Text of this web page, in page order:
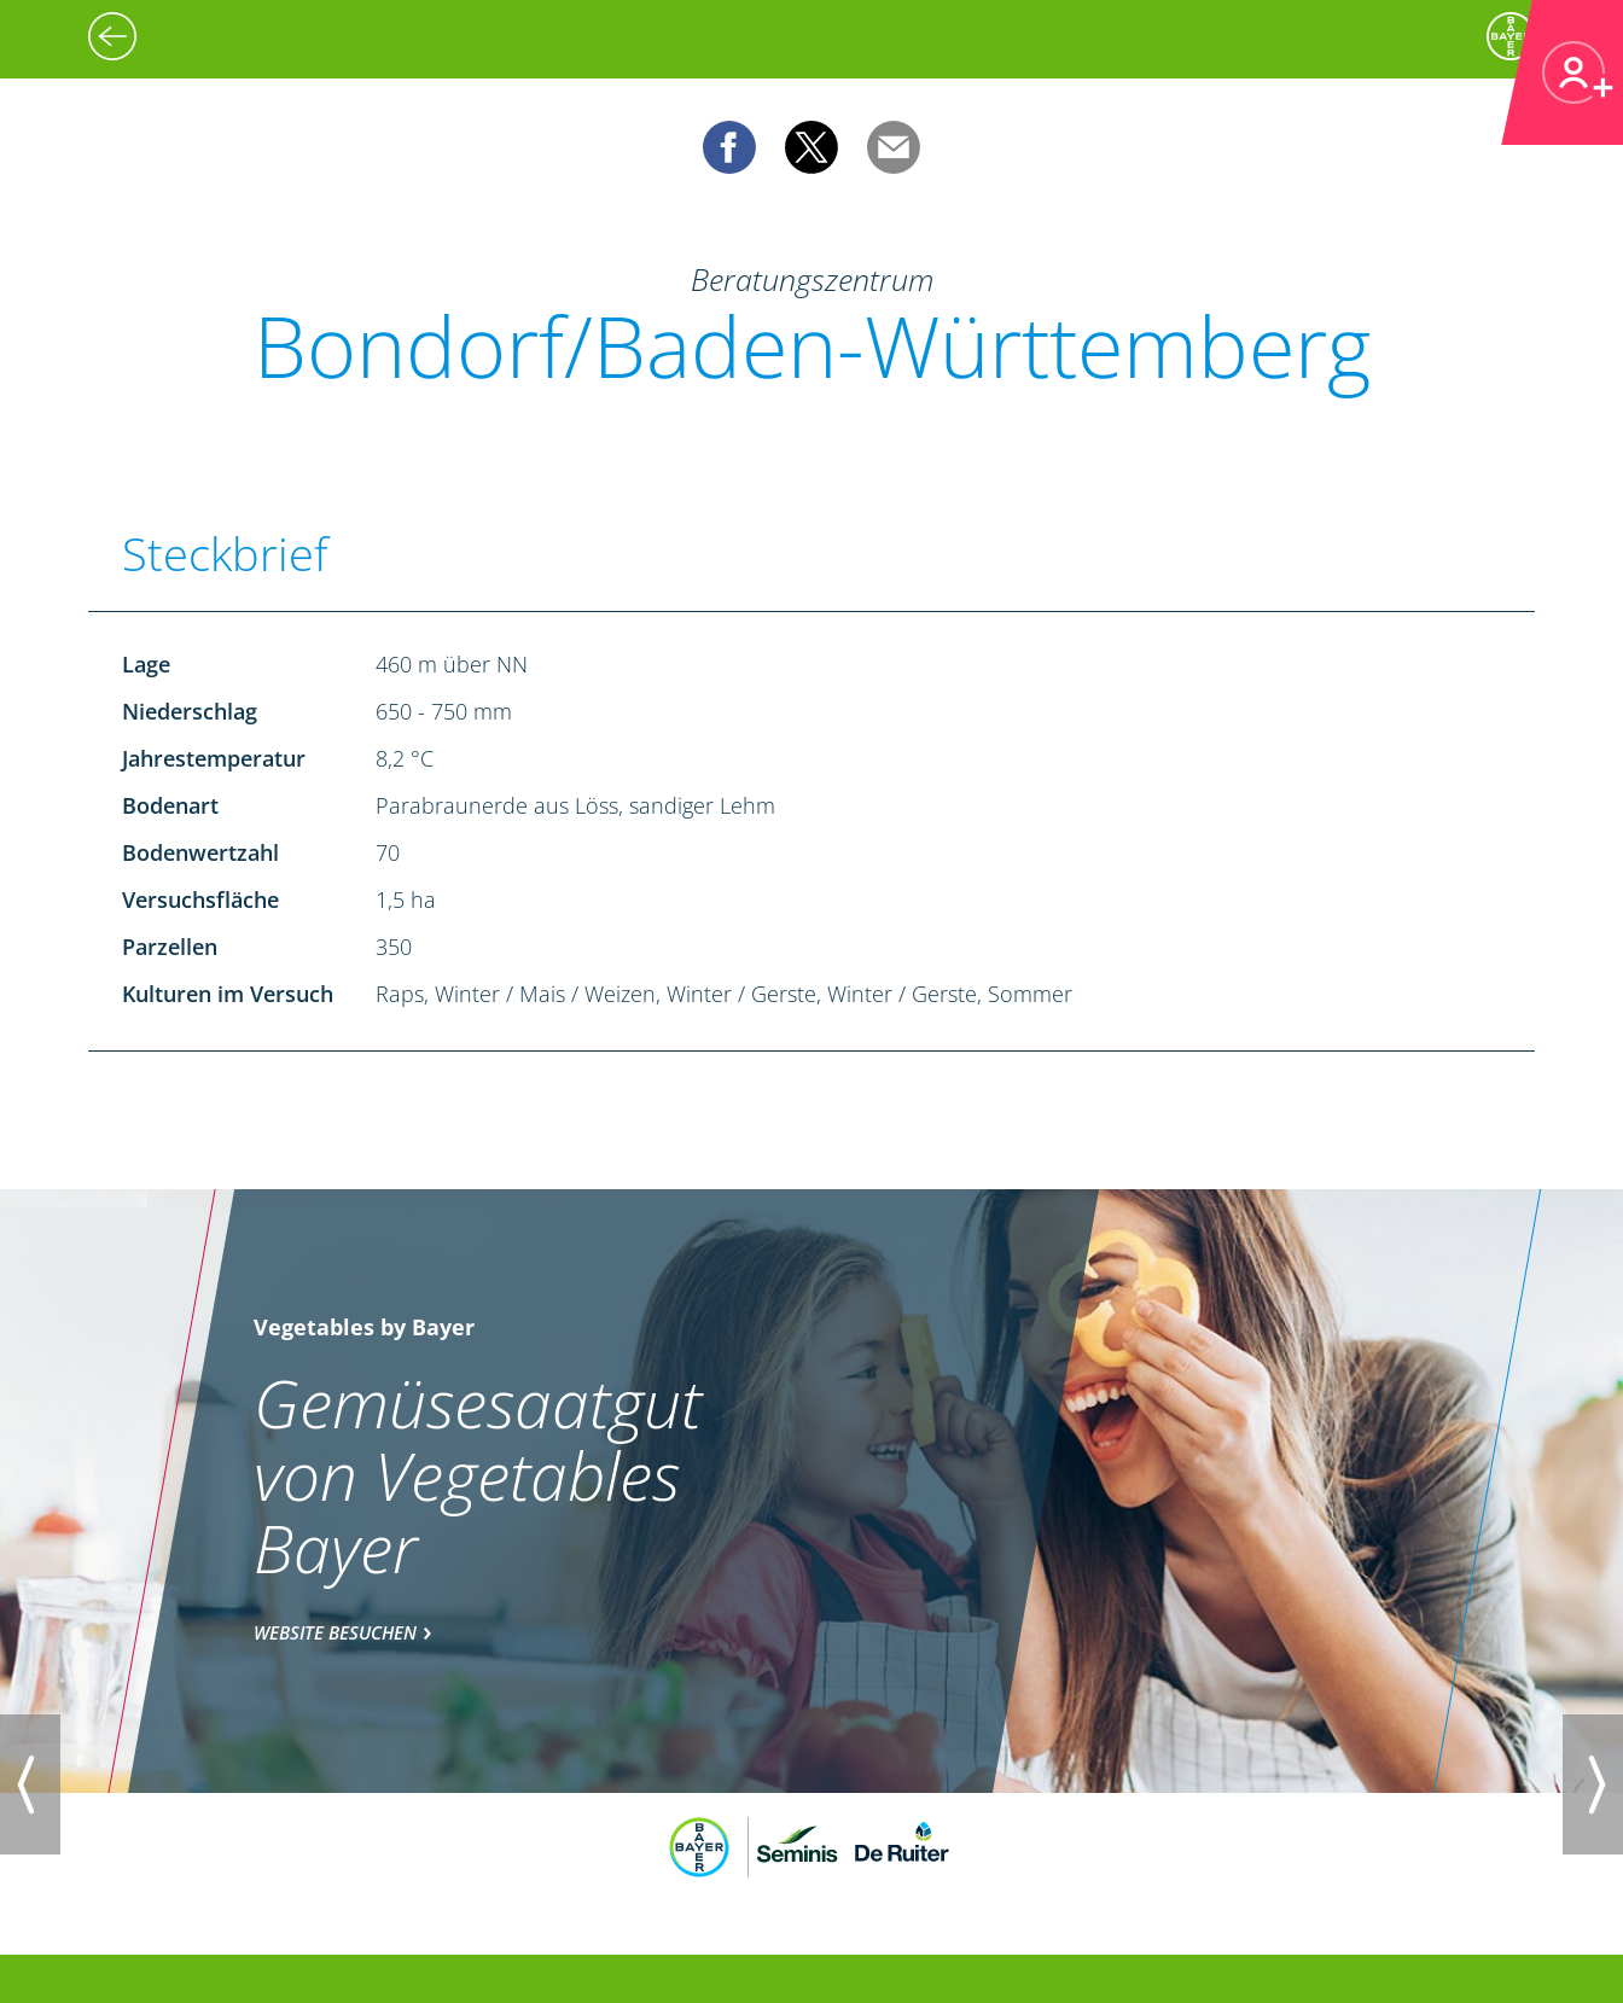
Beratungszentrum
Bondorf/Baden-Württemberg
Steckbrief
Lage
460 m über NN
Niederschlag
650 - 750 mm
Jahrestemperatur
8,2 °C
Bodenart
Parabraunerde aus Löss, sandiger Lehm
Bodenwertzahl
70
Versuchsfläche
1,5 ha
Parzellen
350
Kulturen im Versuch
Raps, Winter / Mais / Weizen, Winter / Gerste, Winter / Gerste, Sommer
Vegetables by Bayer
Gemüsesaatgut
von Vegetables
Bayer
WEBSITE BESUCHEN